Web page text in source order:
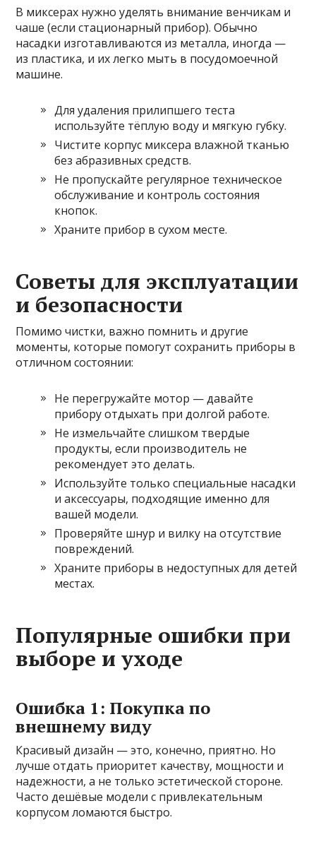
В миксерах нужно уделять внимание венчикам и
чаше (если стационарный прибор). Обычно
насадки изготавливаются из металла, иногда —
из пластика, и их легко мыть в посудомоечной
машине.
Для удаления прилипшего теста
используйте тёплую воду и мягкую губку.
Чистите корпус миксера влажной тканью
без абразивных средств.
Не пропускайте регулярное техническое
обслуживание и контроль состояния
кнопок.
Храните прибор в сухом месте.
Советы для эксплуатации
и безопасности
Помимо чистки, важно помнить и другие
моменты, которые помогут сохранить приборы в
отличном состоянии:
Не перегружайте мотор — давайте
прибору отдыхать при долгой работе.
Не измельчайте слишком твердые
продукты, если производитель не
рекомендует это делать.
Используйте только специальные насадки
и аксессуары, подходящие именно для
вашей модели.
Проверяйте шнур и вилку на отсутствие
повреждений.
Храните приборы в недоступных для детей
местах.
Популярные ошибки при
выборе и уходе
Ошибка 1: Покупка по
внешнему виду
Красивый дизайн — это, конечно, приятно. Но
лучше отдать приоритет качеству, мощности и
надежности, а не только эстетической стороне.
Часто дешёвые модели с привлекательным
корпусом ломаются быстро.